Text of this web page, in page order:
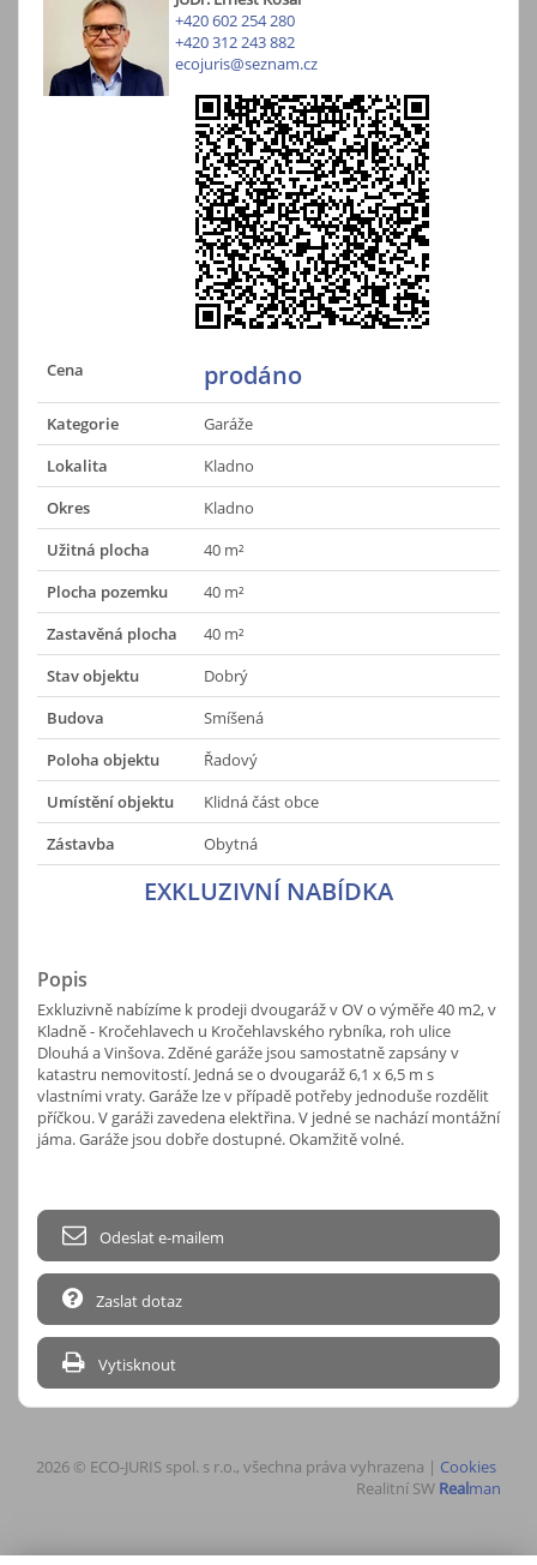
+420 602 254 280
+420 312 243 882
ecojuris@seznam.cz
Cena prodáno
Kategorie
Garáže
Lokalita
Kladno
Okres
Kladno
Užitná plocha
40 m²
Plocha pozemku
40 m²
Zastavěná plocha
40 m²
Stav objektu
Dobrý
Budova
Smíšená
Poloha objektu
Řadový
Umístění objektu
Klidná část obce
Zástavba
Obytná
EXKLUZIVNÍ NABÍDKA
Popis
Exkluzivně nabízíme k prodeji dvougaráž v OV o výměře 40 m2, v
Kladně - Kročehlavech u Kročehlavského rybníka, roh ulice
Dlouhá a Vinšova. Zděné garáže jsou samostatně zapsány v
katastru nemovitostí. Jedná se o dvougaráž 6,1 x 6,5 m s
vlastními vraty. Garáže lze v případě potřeby jednoduše rozdělit
příčkou. V garáži zavedena elektřina. V jedné se nachází montážní
jáma. Garáže jsou dobře dostupné. Okamžitě volné.
Odeslat e-mailem
Zaslat dotaz
Vytisknout
2026 © ECO-JURIS spol. s r.o., všechna práva vyhrazena | Cookies
Realitní SW Realman